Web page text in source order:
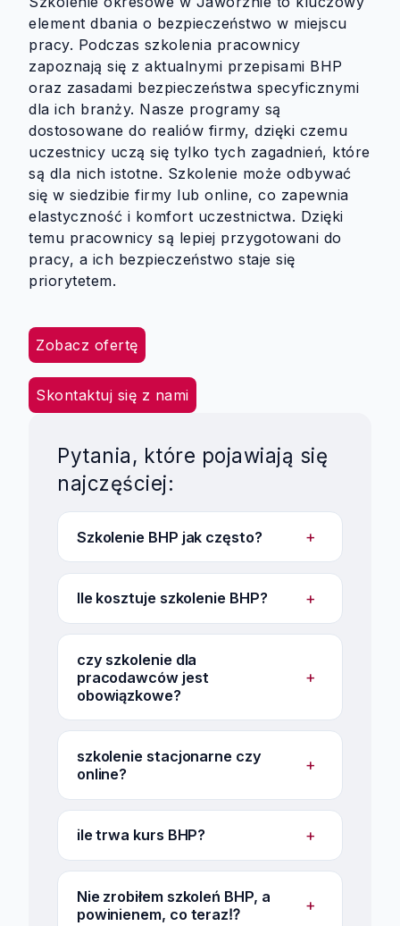
element dbania o bezpieczeństwo w miejscu
pracy. Podczas szkolenia pracownicy
zapoznają się z aktualnymi przepisami BHP
oraz zasadami bezpieczeństwa specyficznymi
dla ich branży. Nasze programy są
dostosowane do realiów firmy, dzięki czemu
uczestnicy uczą się tylko tych zagadnień, które
są dla nich istotne. Szkolenie może odbywać
się w siedzibie firmy lub online, co zapewnia
elastyczność i komfort uczestnictwa. Dzięki
temu pracownicy są lepiej przygotowani do
pracy, a ich bezpieczeństwo staje się
priorytetem.
Zobacz ofertę
Skontaktuj się z nami
Pytania, które pojawiają się
najczęściej:
Szkolenie BHP jak często? +
Ile kosztuje szkolenie BHP? +
czy szkolenie dla
pracodawców jest
obowiązkowe?
+
szkolenie stacjonarne czy
online?
+
ile trwa kurs BHP? +
Nie zrobiłem szkoleń BHP, a
powinienem, co teraz⁉️
+